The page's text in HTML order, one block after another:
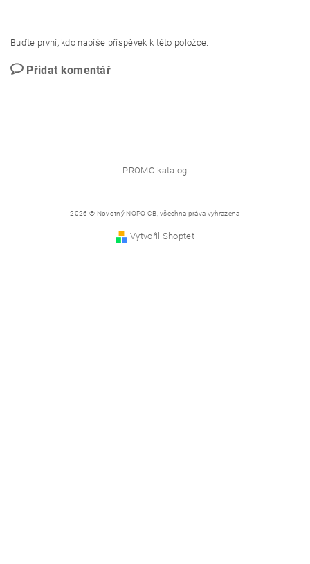
Buďte první, kdo napíše příspěvek k této položce.
Přidat komentář
PROMO katalog
2026 © Novotný NOPO CB, všechna práva vyhrazena
Vytvořil Shoptet